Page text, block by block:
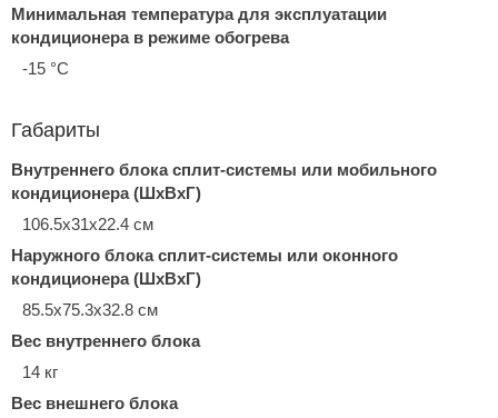
Минимальная температура для эксплуатации
кондиционера в режиме обогрева
-15 °С
Габариты
Внутреннего блока сплит-системы или мобильного
кондиционера (ШxВxГ)
106.5x31x22.4 см
Наружного блока сплит-системы или оконного
кондиционера (ШxВxГ)
85.5x75.3x32.8 см
Вес внутреннего блока
14 кг
Вес внешнего блока